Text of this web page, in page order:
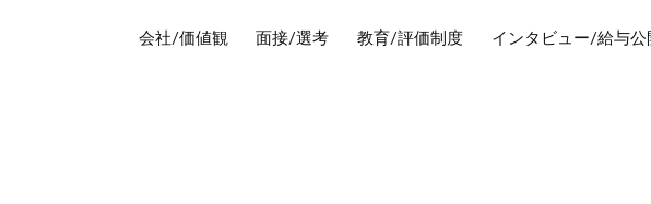
会社/価値観 面接/選考 教育/評価制度 インタビュー/給与公